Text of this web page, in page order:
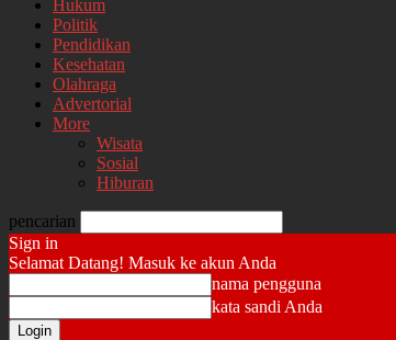
Hukum
Politik
Pendidikan
Kesehatan
Olahraga
Advertorial
More
Wisata
Sosial
Hiburan
pencarian
Sign in
Selamat Datang! Masuk ke akun Anda
nama pengguna
kata sandi Anda